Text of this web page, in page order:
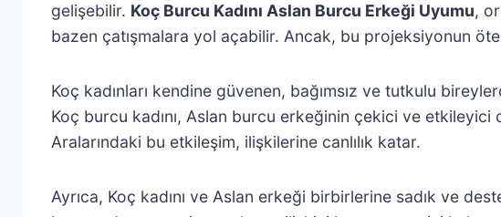
gelişebilir. Koç Burcu Kadını Aslan Burcu Erkeği Uyumu,
bazen çatışmalara yol açabilir. Ancak, bu projeksiyonun
Koç kadınları kendine güvenen, bağımsız ve tutkulu
Koç burcu kadını, Aslan burcu erkeğinin çekici ve etkileyici
Aralarındaki bu etkileşim, ilişkilerine canlılık katar.
Ayrıca, Koç kadını ve Aslan erkeği birbirlerine sadık ve